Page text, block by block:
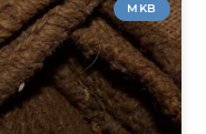
MKB